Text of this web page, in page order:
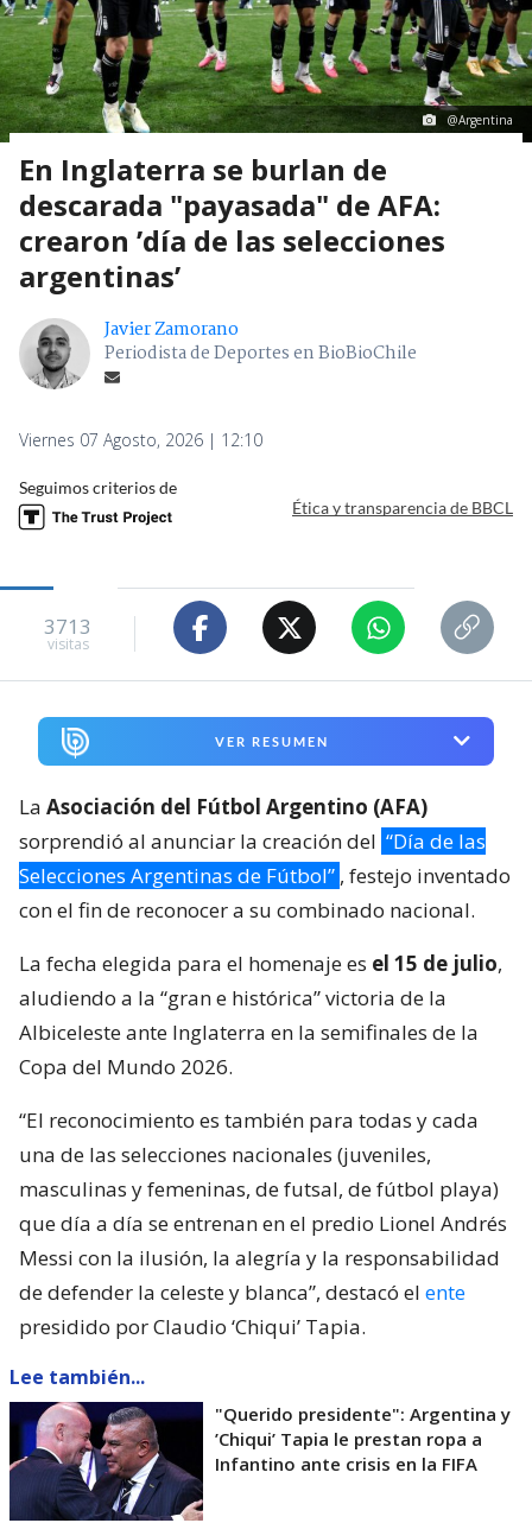
@Argentina
En Inglaterra se burlan de
descarada "payasada" de AFA:
crearon ’día de las selecciones
argentinas’
Javier Zamorano
Periodista de Deportes en BioBioChile
Viernes 07 Agosto, 2026 | 12:10
Seguimos criterios de
Ética y transparencia de BBCL
3713
visitas
VER RESUMEN
La Asociación del Fútbol Argentino (AFA)
sorprendió al anunciar la creación del “Día de las
Selecciones Argentinas de Fútbol” , festejo inventado
con el fin de reconocer a su combinado nacional.
La fecha elegida para el homenaje es el 15 de julio,
aludiendo a la “gran e histórica” victoria de la
Albiceleste ante Inglaterra en la semifinales de la
Copa del Mundo 2026.
“El reconocimiento es también para todas y cada
una de las selecciones nacionales (juveniles,
masculinas y femeninas, de futsal, de fútbol playa)
que día a día se entrenan en el predio Lionel Andrés
Messi con la ilusión, la alegría y la responsabilidad
de defender la celeste y blanca”, destacó el ente
presidido por Claudio ‘Chiqui’ Tapia.
Lee también...
"Querido presidente": Argentina y
’Chiqui’ Tapia le prestan ropa a
Infantino ante crisis en la FIFA